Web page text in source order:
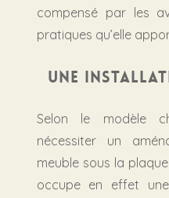
compensé par les
pratiques qu’elle
Une
Selon le modèle
nécessiter un
meuble sous la
occupe en effet